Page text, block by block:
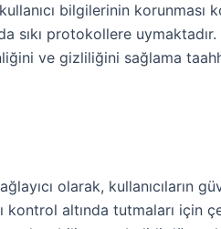
bilgilerinin korunması
sıkı protokollere
ve gizliliğini sağlama
olarak, kullanıcıların
kontrol altında tutmaları